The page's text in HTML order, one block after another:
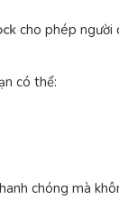
cho phép người
có thể:
chóng mà